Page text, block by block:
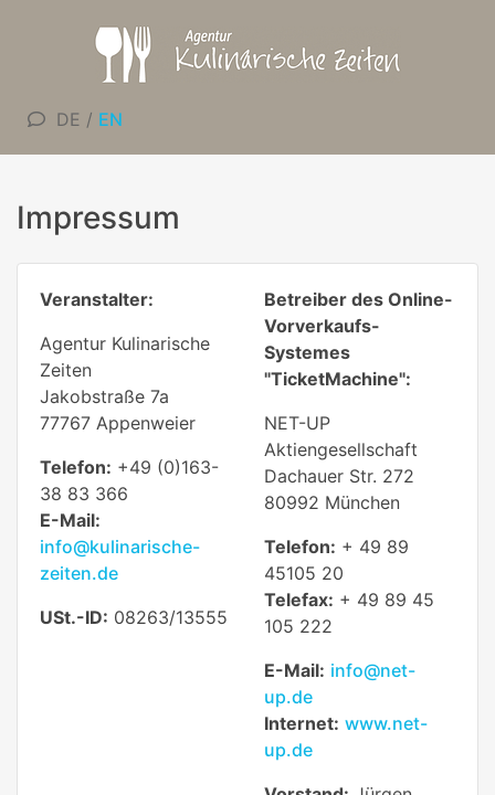
DE / EN
Impressum
Veranstalter:
Agentur Kulinarische
Zeiten
Jakobstraße 7a
77767 Appenweier
Telefon: +49 (0)163-
38 83 366
E-Mail:
info@kulinarische-
zeiten.de
USt.-ID: 08263/13555
Betreiber des Online-
Vorverkaufs-
Systemes
"TicketMachine":
NET-UP
Aktiengesellschaft
Dachauer Str. 272
80992 München
Telefon: + 49 89
45105 20
Telefax: + 49 89 45
105 222
E-Mail: info@net-
up.de
Internet: www.net-
up.de